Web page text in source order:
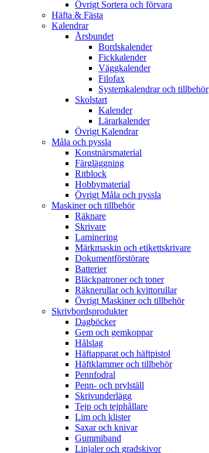
Övrigt Sortera och förvara
Häfta & Fästa
Kalendrar
Årsbundet
Bordskalender
Fickkalender
Väggkalender
Filofax
Systemkalendrar och tillbehör
Skolstart
Kalender
Lärarkalender
Övrigt Kalendrar
Måla och pyssla
Konstnärsmaterial
Färgläggning
Ritblock
Hobbymaterial
Övrigt Måla och pyssla
Maskiner och tillbehör
Räknare
Skrivare
Laminering
Märkmaskin och etikettskrivare
Dokumentförstörare
Batterier
Bläckpatroner och toner
Räknerullar och kvittorullar
Övrigt Maskiner och tillbehör
Skrivbordsprodukter
Dagböcker
Gem och gemkoppar
Hålslag
Häftapparat och häftpistol
Häftklammer och tillbehör
Pennfodral
Penn- och prylställ
Skrivunderlägg
Tejp och tejphållare
Lim och klister
Saxar och knivar
Gummiband
Linjaler och gradskivor